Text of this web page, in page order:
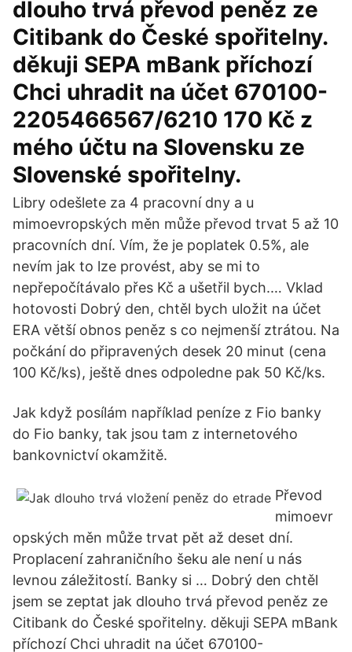
dlouho trvá převod peněz ze
Citibank do České spořitelny.
děkuji SEPA mBank příchozí
Chci uhradit na účet 670100-
2205466567/6210 170 Kč z
mého účtu na Slovensku ze
Slovenské spořitelny.
Libry odešlete za 4 pracovní dny a u
mimoevropských měn může převod trvat 5 až 10
pracovních dní. Vím, že je poplatek 0.5%, ale
nevím jak to lze provést, aby se mi to
nepřepočítávalo přes Kč a ušetřil bych.… Vklad
hotovosti Dobrý den, chtěl bych uložit na účet
ERA větší obnos peněz s co nejmenší ztrátou. Na
počkání do připravených desek 20 minut (cena
100 Kč/ks), ještě dnes odpoledne pak 50 Kč/ks.
Jak když posílám například peníze z Fio banky
do Fio banky, tak jsou tam z internetového
bankovnictví okamžitě.
Převod
mimoevr
opských měn může trvat pět až deset dní.
Proplacení zahraničního šeku ale není u nás
levnou záležitostí. Banky si … Dobrý den chtěl
jsem se zeptat jak dlouho trvá převod peněz ze
Citibank do České spořitelny. děkuji SEPA mBank
příchozí Chci uhradit na účet 670100-